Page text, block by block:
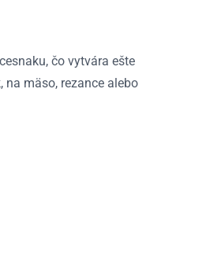
čo vytvára ešte
mäso, rezance alebo